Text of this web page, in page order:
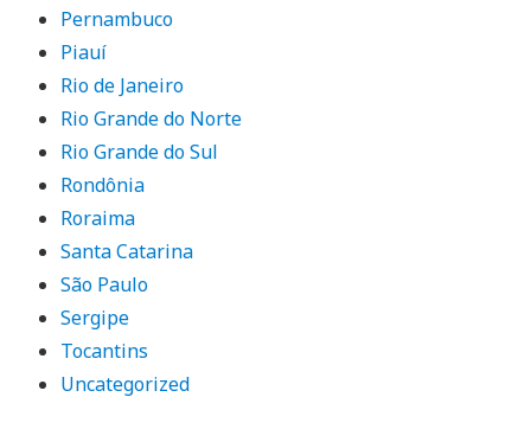
Pernambuco
Piauí
Rio de Janeiro
Rio Grande do Norte
Rio Grande do Sul
Rondônia
Roraima
Santa Catarina
São Paulo
Sergipe
Tocantins
Uncategorized